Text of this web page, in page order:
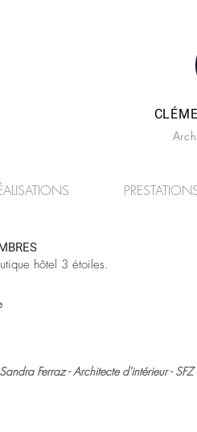
hôtel 3 étoiles.
Sandra Ferraz - Architecte d'intérieur - SFZ